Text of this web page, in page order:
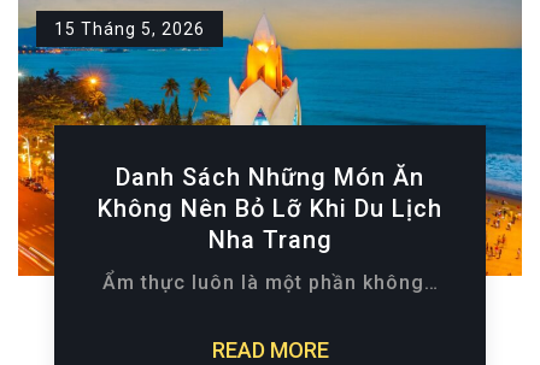
15 Tháng 5, 2026
Danh Sách Những Món Ăn
Không Nên Bỏ Lỡ Khi Du Lịch
Nha Trang
Ẩm thực luôn là một phần không…
READ MORE